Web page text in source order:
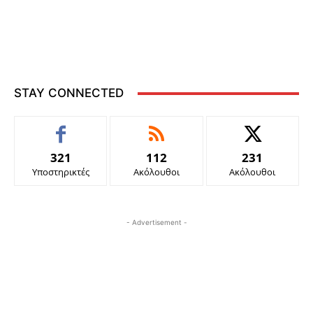
STAY CONNECTED
321
Υποστηρικτές
112
Ακόλουθοι
231
Ακόλουθοι
- Advertisement -